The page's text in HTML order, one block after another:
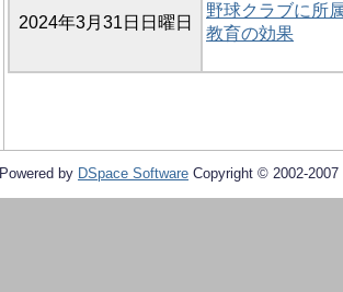
2024年3月31日日曜日
野球クラブに所
教育の効果
Powered by DSpace Software Copyright © 2002-2007